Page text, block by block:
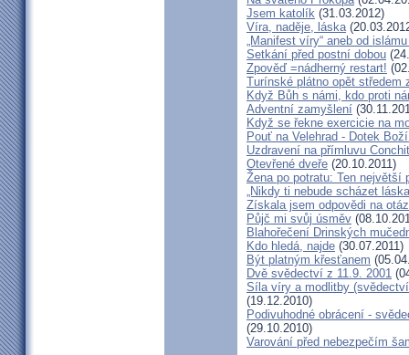
Jsem katolík (31.03.2012)
Víra, naděje, láska
„Manifest víry“ aneb od
Setkání před postní dobou
Zpověď =nádherný restart!
Turínské plátno opět středem
Když Bůh s námi, kdo proti
Adventní zamyšlení
Když se řekne exercicie na
Pouť na Velehrad - Dotek
Uzdravení na přímluvu
Otevřené dveře (20.10.2011)
Žena po potratu: Ten největší
„Nikdy ti nebude scházet
Získala jsem odpovědi na
Půjč mi svůj úsměv
Blahořečení Drinských
Kdo hledá, najde (30.07.2011)
Být platným křesťanem
Dvě svědectví z 11.9. 2001
Síla víry a modlitby
(19.12.2010)
Podivuhodné obrácení -
(29.10.2010)
Varování před nebezpečím